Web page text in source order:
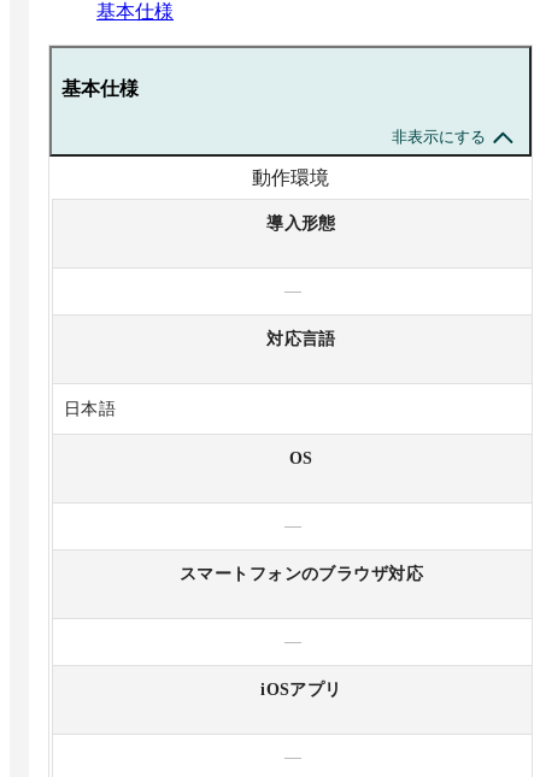
基本仕様
基本仕様
非表示にする
動作環境
導入形態
—
対応言語
日本語
OS
—
スマートフォンのブラウザ対応
—
iOSアプリ
—